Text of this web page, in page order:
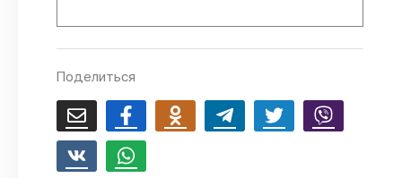
Поделиться